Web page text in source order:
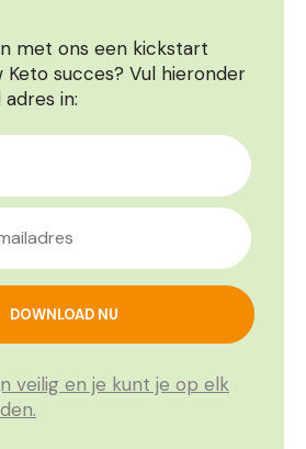
met ons een kickstart
Keto succes? Vul hieronder
in:
veilig en je kunt je op elk